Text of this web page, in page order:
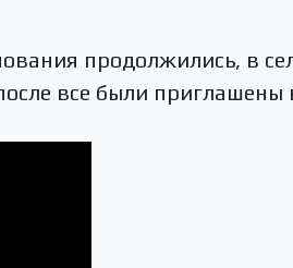
продолжились, в
все были приглашены